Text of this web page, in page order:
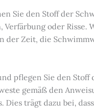
Sie den Stoff der
Verfärbung oder Risse.
der Zeit, die
pflegen Sie den Stoff
gemäß den
Dies trägt dazu bei,